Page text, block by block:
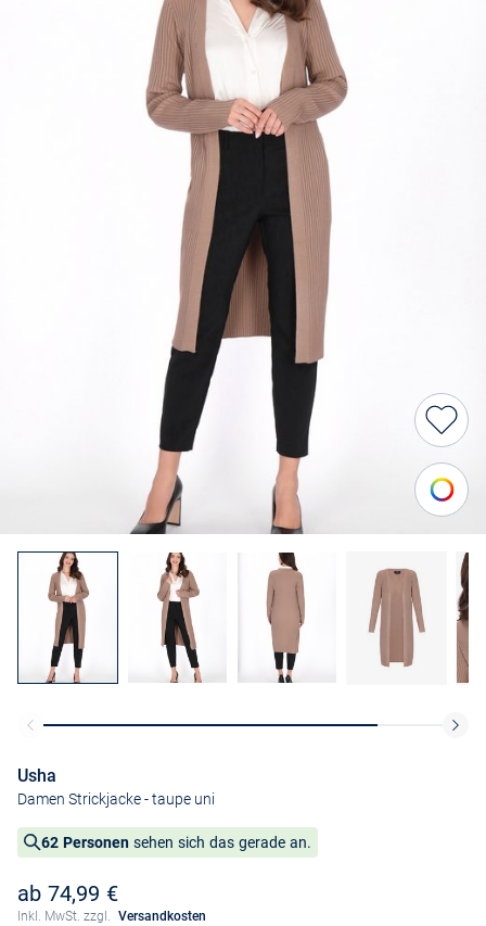
Usha
Damen Strickjacke- taupe uni
62 Personen sehen sich das gerade an.
ab 74,99 €
Inkl. MwSt. zzgl. Versandkosten